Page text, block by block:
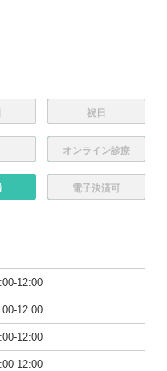
祝日
オンライン診療
電子決済可
12:00
12:00
12:00
12:00